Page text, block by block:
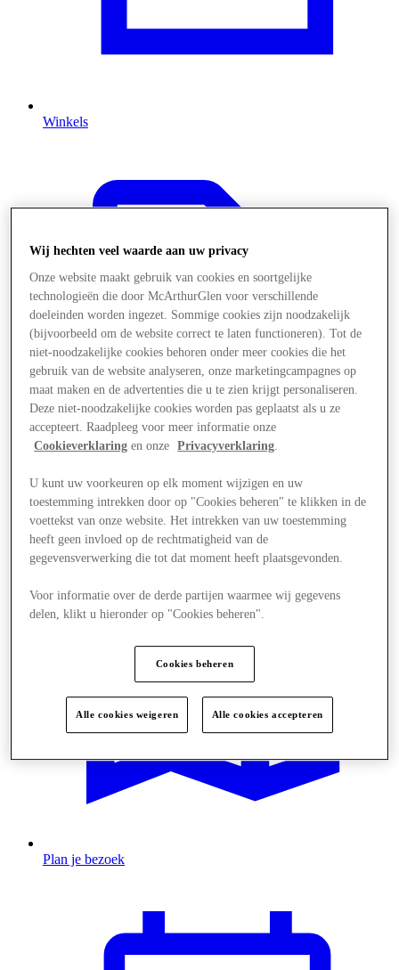
Winkels
Aanbiedingen
Plan je bezoek
Wij hechten veel waarde aan uw privacy
Onze website maakt gebruik van cookies en soortgelijke
technologieën die door McArthurGlen voor verschillende
doeleinden worden ingezet. Sommige cookies zijn noodzakelijk
(bijvoorbeeld om de website correct te laten functioneren). Tot de
niet-noodzakelijke cookies behoren onder meer cookies die het
gebruik van de website analyseren, onze marketingcampagnes op
maat maken en de advertenties die u te zien krijgt personaliseren.
Deze niet-noodzakelijke cookies worden pas geplaatst als u ze
accepteert. Raadpleeg voor meer informatie onze
Cookieverklaring en onze Privacyverklaring
U kunt uw voorkeuren op elk moment wijzigen en uw
toestemming intrekken door op "Cookies beheren" te klikken in de
voettekst van onze website. Het intrekken van uw toestemming
heeft geen invloed op de rechtmatigheid van de
gegevensverwerking die tot dat moment heeft plaatsgevonden.
Voor informatie over de derde partijen waarmee wij gegevens
delen, klikt u hieronder op "Cookies beheren".
Cookies beheren
Alle cookies weigeren Alle cookies accepteren